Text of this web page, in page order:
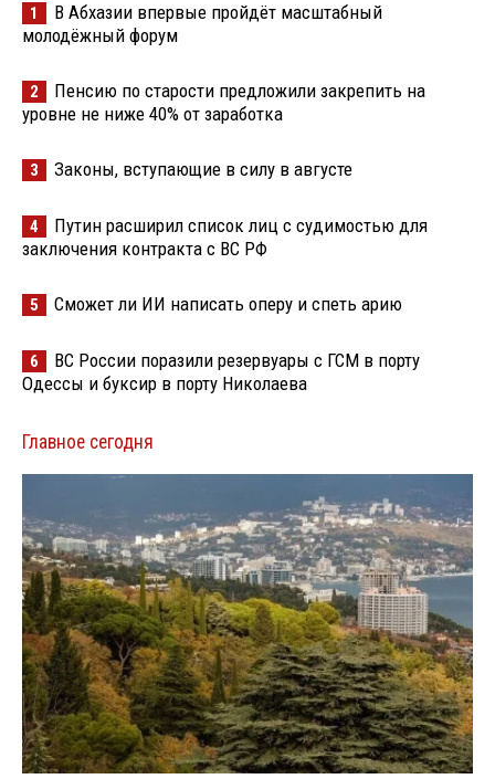
1
В Абхазии впервые пройдёт масштабный
молодёжный форум
2
Пенсию по старости предложили закрепить на
уровне не ниже 40% от заработка
3 Законы, вступающие в силу в августе
4
Путин расширил список лиц с судимостью для
заключения контракта с ВС РФ
5 Сможет ли ИИ написать оперу и спеть арию
6
ВС России поразили резервуары с ГСМ в порту
Одессы и буксир в порту Николаева
Главное сегодня